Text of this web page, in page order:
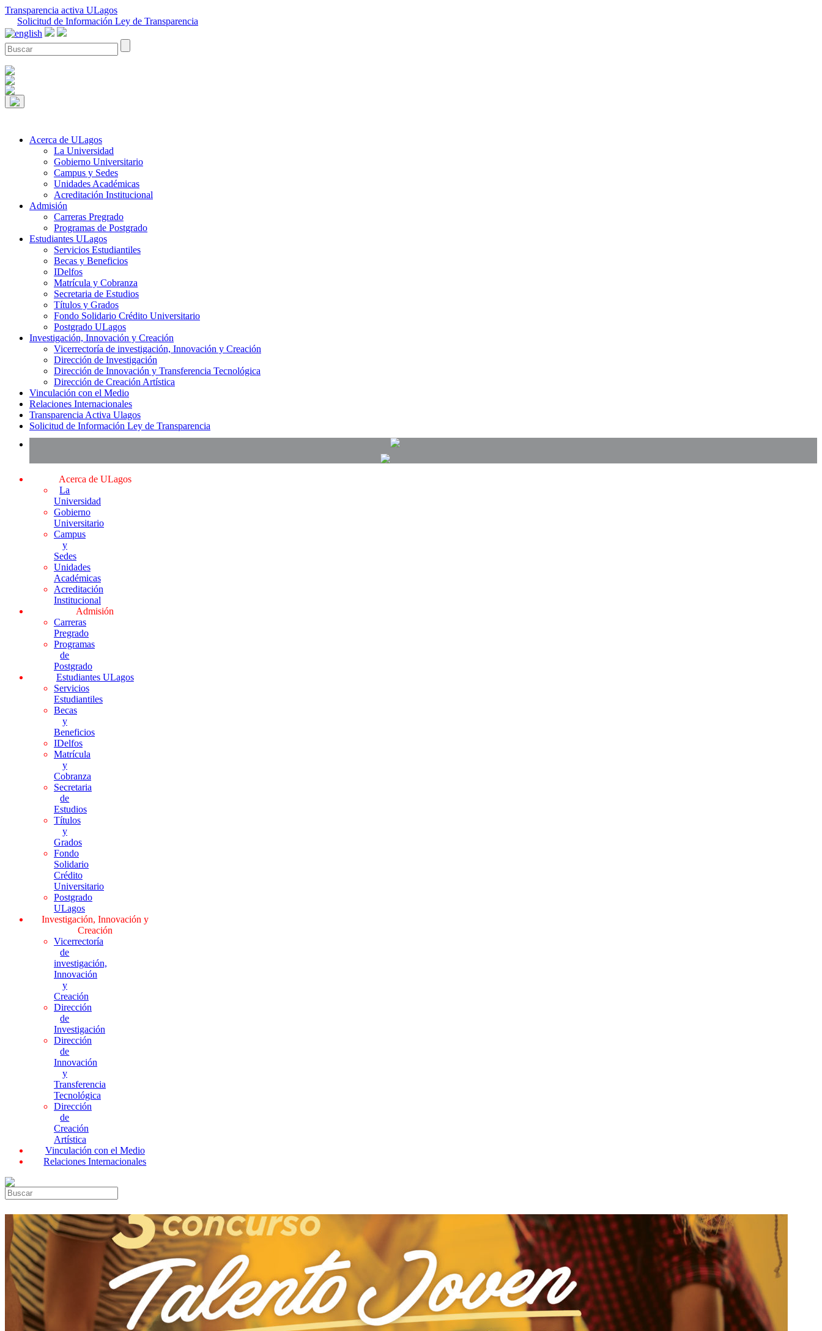
Transparencia activa ULagos
Solicitud de Información Ley de Transparencia
Acerca de ULagos
La Universidad
Gobierno Universitario
Campus y Sedes
Unidades Académicas
Acreditación Institucional
Admisión
Carreras Pregrado
Programas de Postgrado
Estudiantes ULagos
Servicios Estudiantiles
Becas y Beneficios
IDelfos
Matrícula y Cobranza
Secretaria de Estudios
Títulos y Grados
Fondo Solidario Crédito Universitario
Postgrado ULagos
Investigación, Innovación y Creación
Vicerrectoría de investigación, Innovación y Creación
Dirección de Investigación
Dirección de Innovación y Transferencia Tecnológica
Dirección de Creación Artística
Vinculación con el Medio
Relaciones Internacionales
Transparencia Activa Ulagos
Solicitud de Información Ley de Transparencia
Acerca de ULagos
La
Universidad
Gobierno
Universitario
Campus
y
Sedes
Unidades
Académicas
Acreditación
Institucional
Admisión
Carreras
Pregrado
Programas
de
Postgrado
Estudiantes ULagos
Servicios
Estudiantiles
Becas
y
Beneficios
IDelfos
Matrícula
y
Cobranza
Secretaria
de
Estudios
Títulos
y
Grados
Fondo
Solidario
Crédito
Universitario
Postgrado
ULagos
Investigación, Innovación y
Creación
Vicerrectoría
de
investigación,
Innovación
y
Creación
Dirección
de
Investigación
Dirección
de
Innovación
y
Transferencia
Tecnológica
Dirección
de
Creación
Artística
Vinculación con el Medio
Relaciones Internacionales